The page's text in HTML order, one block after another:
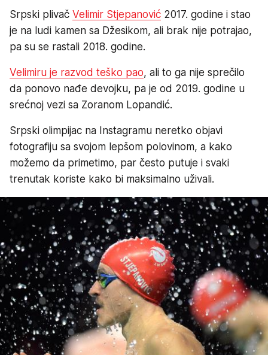
Srpski plivač Velimir Stjepanović 2017. godine i stao
je na ludi kamen sa Džesikom, ali brak nije potrajao,
pa su se rastali 2018. godine.
Velimiru je razvod teško pao, ali to ga nije sprečilo
da ponovo nađe devojku, pa je od 2019. godine u
srećnoj vezi sa Zoranom Lopandić.
Srpski olimpijac na Instagramu neretko objavi
fotografiju sa svojom lepšom polovinom, a kako
možemo da primetimo, par često putuje i svaki
trenutak koriste kako bi maksimalno uživali.